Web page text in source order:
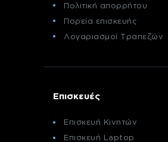
Πολιτική απορρήτου
Πορεία επισκευής
Λογαριασμοί Τραπεζών
Επισκευές
Επισκευή Κινητών
Επισκευή Laptop